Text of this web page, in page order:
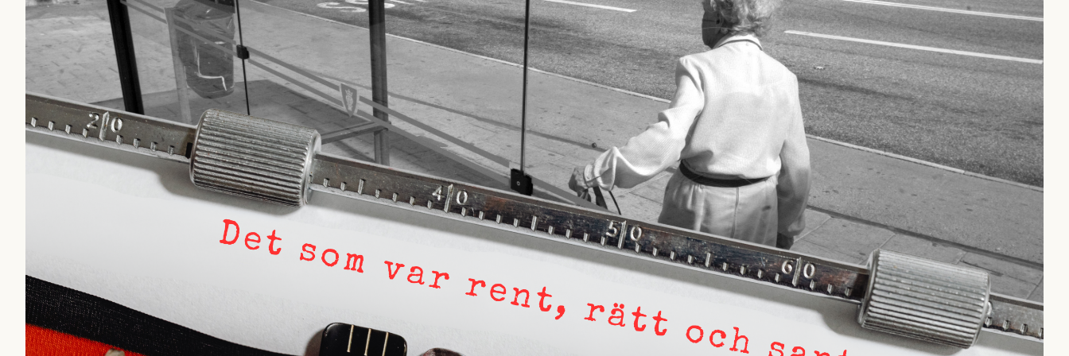
otillräckligt anonymiserad och gör tveksamma nedslag i en persons
bakgrund. Sedan handlar det om en annan granskning, ”Därför blev jag
Säpo-informatör i den autonoma vänstern
”, som de anser ”blandar två
saker som inte ska blandas”, det vill säga både hur en Säpo-resurs
rekryteras och vad hon möter i den autonoma miljön.
Kuhn och Sassarinis-McGowan hävdar att Dagens ETC arbetar med
”opålitliga källor” för att istället prioritera ”sensationalism och
klickbete”. Nej, klickbete är inte intressant för Dagens ETC.
Journalistiken är låst. En klatschig men korrekt rubrik gör
förhoppningsvis att en nyfiken beställer prenumeration, men den avslutas
sekunder senare om inte journalistiken levererar substans. Självklart
bygger dessa granskningar på olika källor, alltifrån domar till en mängd
intervjupersoner, inklusive generös möjlighet att bemöta för såväl